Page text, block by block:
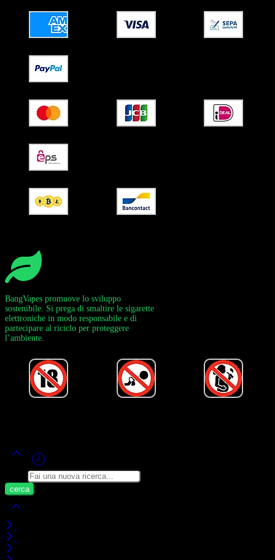
BangVapes promuove lo sviluppo
sostenibile. Si prega di smaltire le sigarette
elettroniche in modo responsabile e di
partecipare al riciclo per proteggere
l’ambiente.